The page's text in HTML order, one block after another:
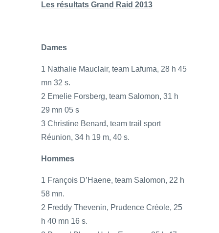
Les résultats Grand Raid 2013
Dames
1 Nathalie Mauclair, team Lafuma, 28 h 45
mn 32 s.
2 Emelie Forsberg, team Salomon, 31 h
29 mn 05 s
3 Christine Benard, team trail sport
Réunion, 34 h 19 m, 40 s.
Hommes
1 François D’Haene, team Salomon, 22 h
58 mn.
2 Freddy Thevenin, Prudence Créole, 25
h 40 mn 16 s.